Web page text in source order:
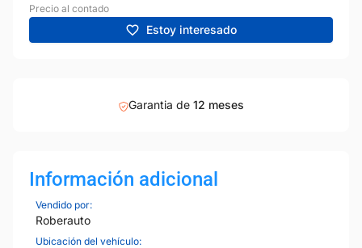
Precio al contado
Estoy interesado
Garantia de 12 meses
Información adicional
Vendido por:
Roberauto
Ubicación del vehículo: